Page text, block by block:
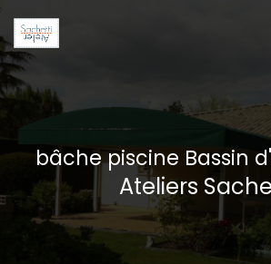
bâche piscine Bassin
Ateliers